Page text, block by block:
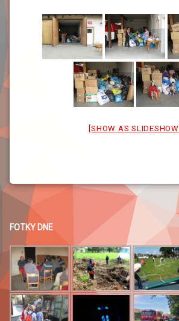
[SHOW AS SLIDESHOW]
FOTKY DNE